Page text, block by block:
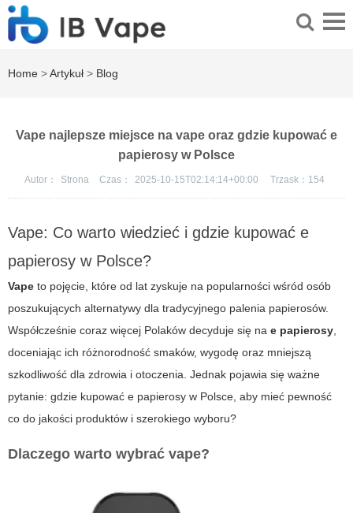
Home >Artykuł > Blog
Vape najlepsze miejsce na vape oraz gdzie kupować e
papierosy w Polsce
Autor： Strona Czas： 2025-10-15T02:14:14+00:00 Trzask： 154
Vape: Co warto wiedzieć i gdzie kupować e
papierosy w Polsce?
Vape to pojęcie, które od lat zyskuje na popularności wśród osób
poszukujących alternatywy dla tradycyjnego palenia papierosów.
Współcześnie coraz więcej Polaków decyduje się na e papierosy,
doceniając ich różnorodność smaków, wygodę oraz mniejszą
szkodliwość dla zdrowia i otoczenia. Jednak pojawia się ważne
pytanie: gdzie kupować e papierosy w Polsce, aby mieć pewność
co do jakości produktów i szerokiego wyboru?
Dlaczego warto wybrać vape?